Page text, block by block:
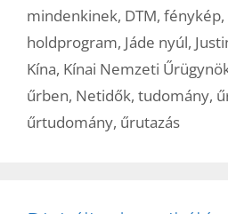
mindenkinek, DTM, fénykép,
holdprogram, Jáde nyúl,
Kína, Kínai Nemzeti
űrben, Netidők, tudomány,
űrtudomány, űrutazás